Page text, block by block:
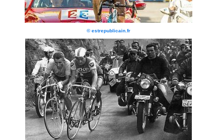
© estrepublicain.fr